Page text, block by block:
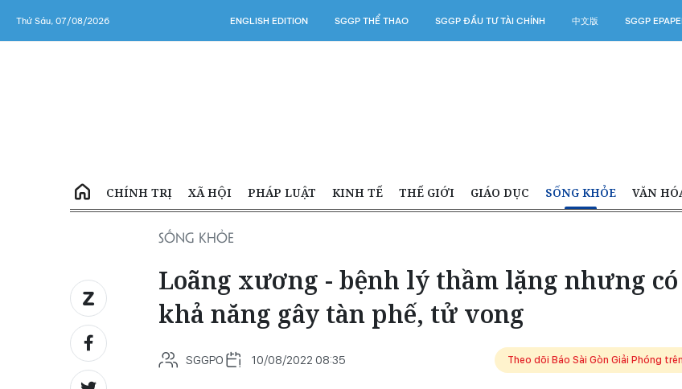
Thứ Sáu, 07/08/2026 ENGLISH EDITION SGGP THỂ THAO SGGP ĐẦU TƯ TÀI CHÍNH 中文版 SGGP
CHÍNH TRỊ XÃ HỘI PHÁP LUẬT KINH TẾ THẾ GIỚI GIÁO DỤC SỐNG KHỎE VĂN
SỐNG KHỎE
Loãng xương - bệnh lý thầm lặng nhưng có
khả năng gây tàn phế, tử vong
SGGPO 10/08/2022 08:35 Theo dõi Báo Sài Gòn Giải Phóng trên